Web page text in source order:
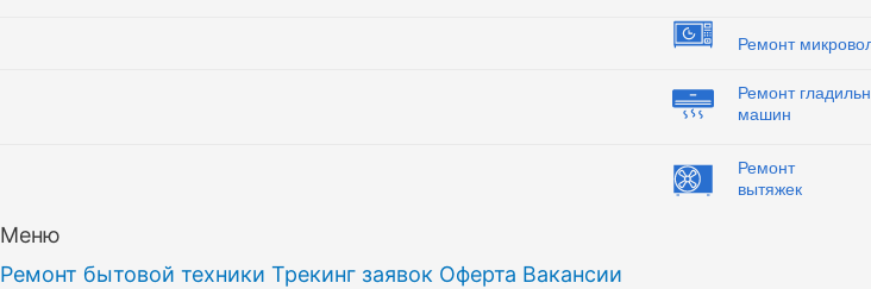
Ремонт
Ремонт
машин
Ремонт
вытяжек
Меню
Ремонт бытовой техники Трекинг заявок Оферта Вакансии